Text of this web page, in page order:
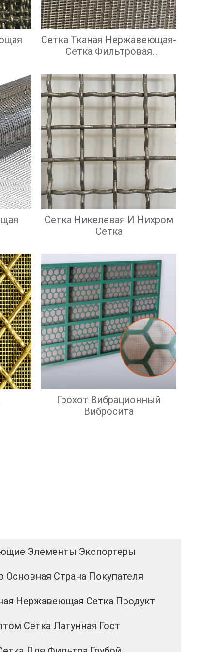
Сетка Тканая Нержавеющая-
Сетка Фильтровая
Сетка Никелевая И Нихром
Сетка
Грохот Вибрационный
Вибросита
Элементы Экспортеры
Страна Покупателя
Нержавеющая Сетка Продукт
Сетка Латунная Гост